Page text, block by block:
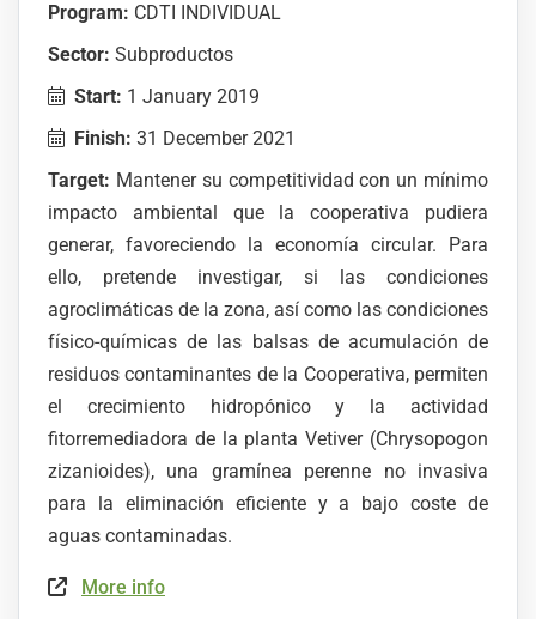
Program: CDTI INDIVIDUAL
Sector: Subproductos
Start: 1 January 2019
Finish: 31 December 2021
Target: Mantener su competitividad con un mínimo
impacto ambiental que la cooperativa pudiera
generar, favoreciendo la economía circular. Para
ello, pretende investigar, si las condiciones
agroclimáticas de la zona, así como las condiciones
físico-químicas de las balsas de acumulación de
residuos contaminantes de la Cooperativa, permiten
el crecimiento hidropónico y la actividad
fitorremediadora de la planta Vetiver (Chrysopogon
zizanioides), una gramínea perenne no invasiva
para la eliminación eficiente y a bajo coste de
aguas contaminadas.
More info